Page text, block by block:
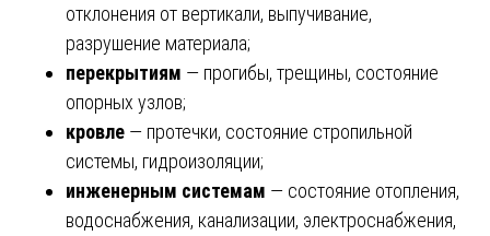
отклонения от вертикали, выпучивание,
разрушение материала;
перекрытиям — прогибы, трещины, состояние
опорных узлов;
кровле — протечки, состояние стропильной
системы, гидроизоляции;
инженерным системам — состояние отопления,
водоснабжения, канализации, электроснабжения,